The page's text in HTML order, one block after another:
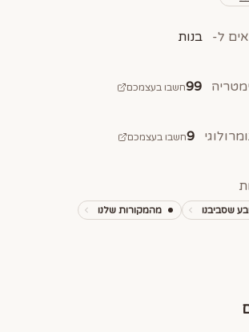
ל- בנות
99חשבו בעצמכם
9חשבו בעצמכם
שסביבנו מהמקורות שלנו